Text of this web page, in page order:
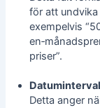
för att
exempelvis
priser”.
Detta anger